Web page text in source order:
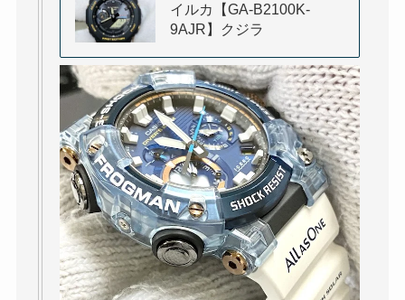
イルカ【GA-B2100K-
9AJR】クジラ